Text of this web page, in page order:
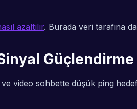
azaltılır. Burada veri tarafına
Güçlendirme
video sohbette düşük ping